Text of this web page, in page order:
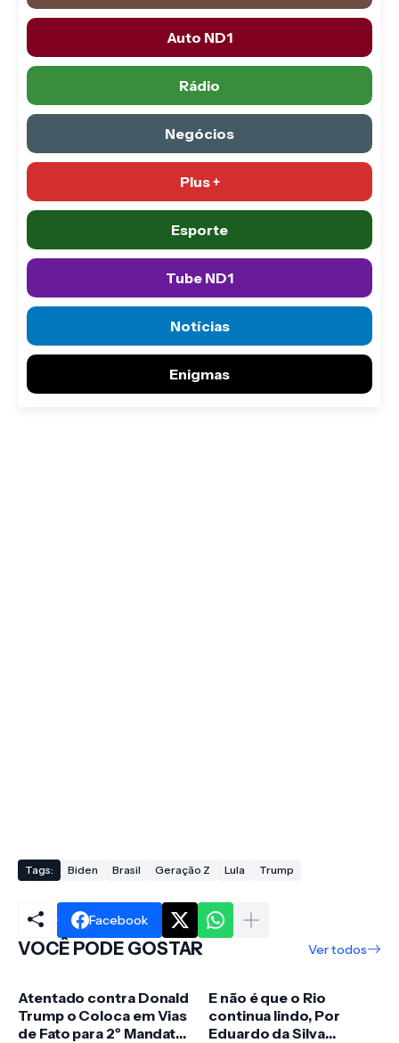
Auto ND1
Rádio
Negócios
Plus +
Esporte
Tube ND1
Notícias
Enigmas
Tags: Biden Brasil Geração Z Lula Trump
Facebook
VOCÊ PODE GOSTAR Ver todos
Atentado contra Donald
Trump o Coloca em Vias
de Fato para 2º Mandato
E não é que o Rio
continua lindo, Por
Eduardo da Silva